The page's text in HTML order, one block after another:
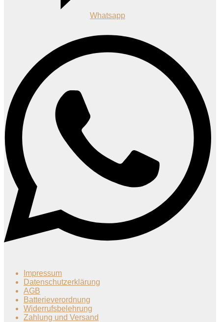
Whatsapp
Impressum
Datenschutzerklärung
AGB
Batterieverordnung
Widerrufsbelehrung
Zahlung und Versand